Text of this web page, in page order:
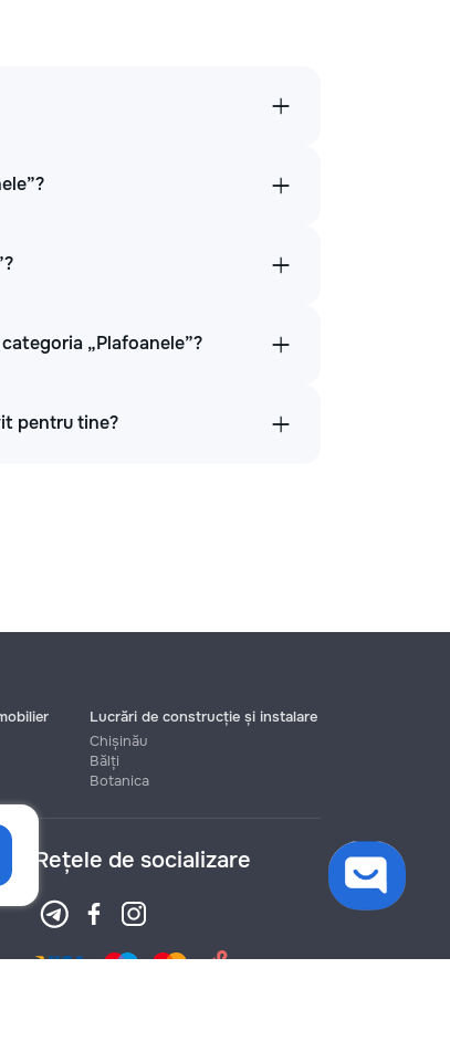
„Plafoanele”?
pentru tine?
Lucrări de construcție și instalare
Chișinău
Bălți
Botanica
Rețele de socializare